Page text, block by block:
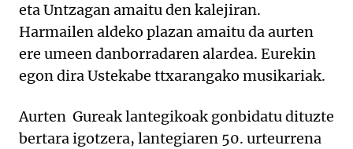
eta Untzagan amaitu den kalejiran.
Harmailen aldeko plazan amaitu da aurten
ere umeen danborradaren alardea. Eurekin
egon dira Ustekabe ttxarangako musikariak.
Aurten Gureak lantegikoak gonbidatu dituzte
bertara igotzera, lantegiaren 50. urteurrena